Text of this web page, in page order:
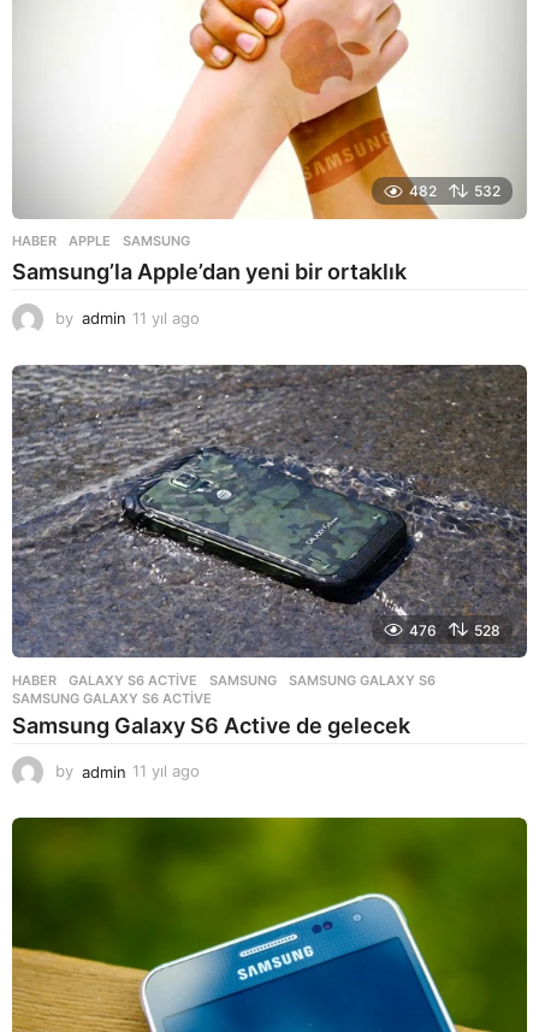
g
o
482 532
HABER APPLE ,SAMSUNG
Samsung’la Apple’dan yeni bir ortaklık
by admin 11 yıl ago
y
ı
l
a
g
o
476 528
HABER GALAXY S6 ACTIVE ,SAMSUNG ,SAMSUNG GALAXY S6
SAMSUNG GALAXY S6 ACTIVE
Samsung Galaxy S6 Active de gelecek
by admin 11 yıl ago
y